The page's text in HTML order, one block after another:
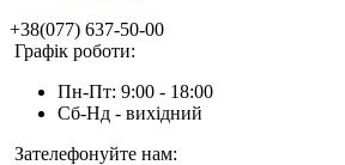
+38(077) 637-50-00
Графік роботи:
Пн-Пт: 9:00 - 18:00
Сб-Нд - вихідний
Зателефонуйте нам: